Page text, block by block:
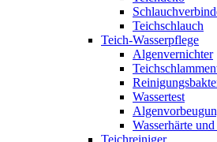
Teichschlauch
Teich-Wasserpflege
Algenvernichter
Wassertest
Wasserhärte
Teichreiniger